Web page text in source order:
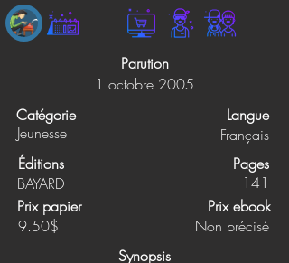
Parution
1 octobre 2005
Catégorie
Jeunesse
Langue
Français
Éditions
BAYARD
Pages
141
Prix papier
Prix ebook
9.50$
Non précisé
Synopsis